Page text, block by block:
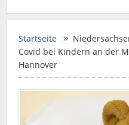
Startseite
Covid bei Kindern an der
Hannover